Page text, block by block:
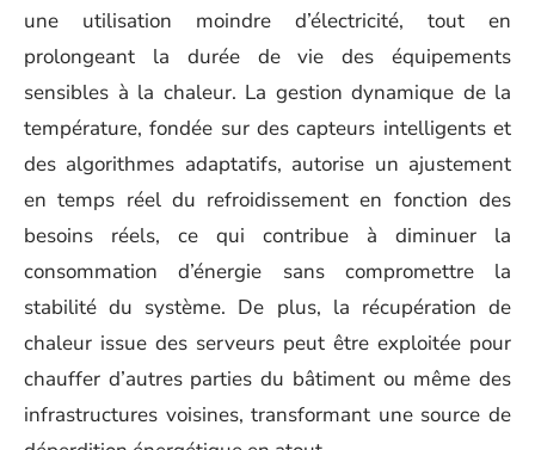
une utilisation moindre d’électricité, tout en
prolongeant la durée de vie des équipements
sensibles à la chaleur. La gestion dynamique de la
température, fondée sur des capteurs intelligents et
des algorithmes adaptatifs, autorise un ajustement
en temps réel du refroidissement en fonction des
besoins réels, ce qui contribue à diminuer la
consommation d’énergie sans compromettre la
stabilité du système. De plus, la récupération de
chaleur issue des serveurs peut être exploitée pour
chauffer d’autres parties du bâtiment ou même des
infrastructures voisines, transformant une source de